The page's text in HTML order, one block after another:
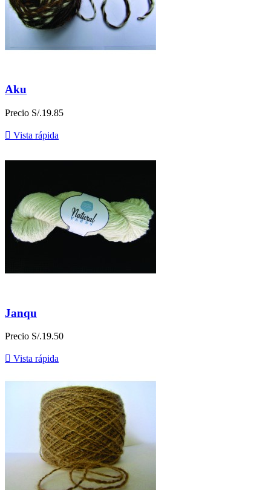
Aku
Precio S/.19.85
 Vista rápida
Janqu
Precio S/.19.50
 Vista rápida